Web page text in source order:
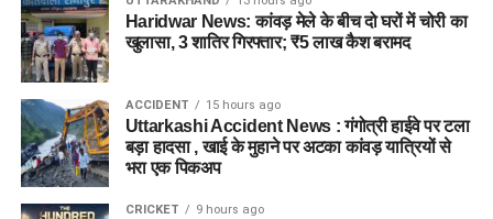
Haridwar News: कांवड़ मेले के बीच दो घरों में चोरी का
खुलासा, 3 शातिर गिरफ्तार; ₹5 लाख कैश बरामद
ACCIDENT 15 hours ago
Uttarkashi Accident News : गंगोत्री हाईवे पर टला
बड़ा हादसा , खाई के मुहाने पर अटका कांवड़ यात्रियों से
भरा एक पिकअप
CRICKET 9 hours ago